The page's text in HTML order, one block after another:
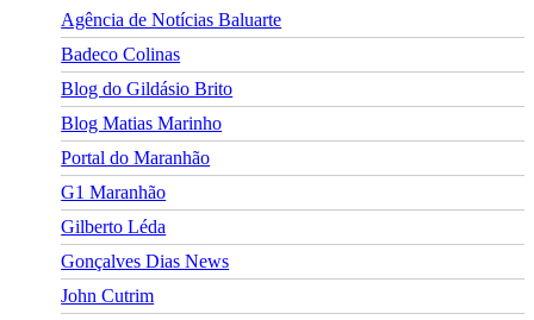
Agência de Notícias Baluarte
Badeco Colinas
Blog do Gildásio Brito
Blog Matias Marinho
Portal do Maranhão
G1 Maranhão
Gilberto Léda
Gonçalves Dias News
John Cutrim